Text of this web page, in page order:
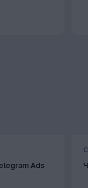
Ads